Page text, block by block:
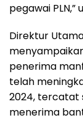
pegawai PLN,”
Direktur
penerima
telah
2024, tercatat
menerima